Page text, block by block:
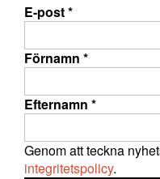
E-post*
Förnamn *
Efternamn *
Genom att teckna
integritetspolicy.